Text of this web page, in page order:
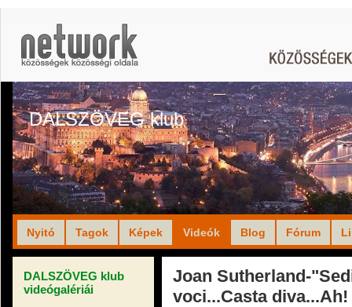
DALSZÖVEG klub
Nyitó Tagok Képek Videók Blog Fórum
DALSZÖVEG klub
videógalériái
Joan Sutherland-
voci...Casta